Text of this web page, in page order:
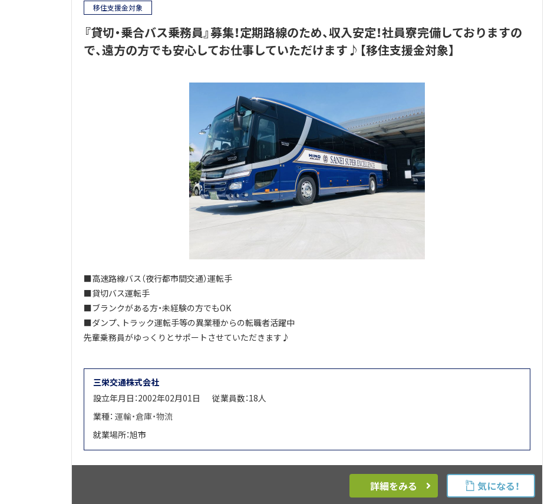
移住支援金対象
『貸切・乗合バス乗務員』募集！定期路線のため、収入安定！社員寮完備しておりますの
で、遠方の方でも安心してお仕事していただけます♪【移住支援金対象】
■高速路線バス（夜行都市間交通）運転手
■貸切バス運転手
■ブランクがある方・未経験の方でもOK
■ダンプ、トラック運転手等の異業種からの転職者活躍中
先輩乗務員がゆっくりとサポートさせていただきます♪
三栄交通株式会社
設立年月日：2002年02月01日
従業員数：18人
業種： 運輸・倉庫・物流
就業場所：旭市
詳細をみる 気になる！